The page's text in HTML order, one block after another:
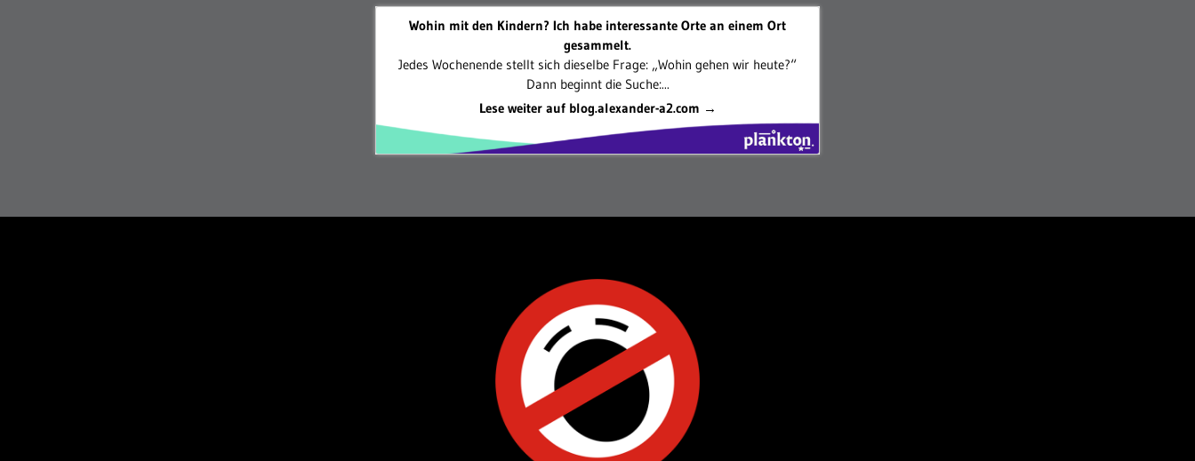
Wohin mit den Kindern? Ich habe interessante Orte an einem Ort
gesammelt.
Jedes Wochenende stellt sich dieselbe Frage: „Wohin gehen wir heute?“
Dann beginnt die Suche:...
Lese weiter auf blog.alexander-a2.com →